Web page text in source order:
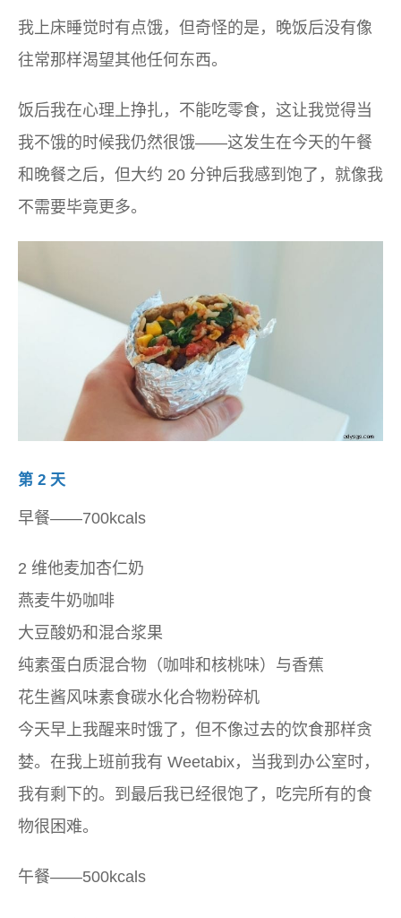
我上床睡觉时有点饿，但奇怪的是，晚饭后没有像
往常那样渴望其他任何东西。
饭后我在心理上挣扎，不能吃零食，这让我觉得当
我不饿的时候我仍然很饿——这发生在今天的午餐
和晚餐之后，但大约 20 分钟后我感到饱了，就像我
不需要毕竟更多。
第 2 天
早餐——700kcals
2 维他麦加杏仁奶
燕麦牛奶咖啡
大豆酸奶和混合浆果
纯素蛋白质混合物（咖啡和核桃味）与香蕉
花生酱风味素食碳水化合物粉碎机
今天早上我醒来时饿了，但不像过去的饮食那样贪
婪。在我上班前我有 Weetabix，当我到办公室时，
我有剩下的。到最后我已经很饱了，吃完所有的食
物很困难。
午餐——500kcals